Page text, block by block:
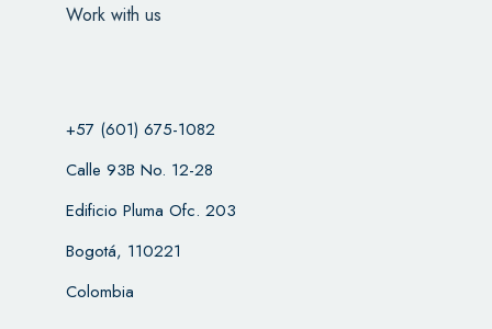
Work with us
+57 (601) 675-1082
Calle 93B No. 12-28
Edificio Pluma Ofc. 203
Bogotá, 110221
Colombia